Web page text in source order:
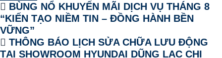
BÙNG NỔ KHUYẾN MÃI DỊCH VỤ THÁNG 8
“KIẾN TẠO NIỀM TIN – ĐỒNG HÀNH BỀN
VỮNG”
THÔNG BÁO LỊCH SỬA CHỮA LƯU ĐỘNG
TẠI SHOWROOM HYUNDAI DŨNG LẠC CHI